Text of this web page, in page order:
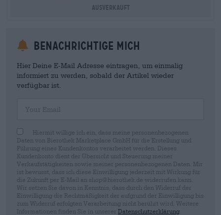
Ausverkauft
Benachrichtige mich
Hier Deine E-Mail Adresse eintragen, um einmalig
informiert zu werden, sobald der Artikel wieder
verfügbar ist.
Hiermit willige ich ein, dass meine personenbezogenen
Daten von Bierothek Marketplace GmbH für die Erstellung und
Führung eines Kundenkontos verarbeitet werden. Dieses
Kundenkonto dient der Übersicht und Steuerung meiner
Verkaufstätigkeiten sowie meiner personenbezogenen Daten. Mir
ist bewusst, dass ich diese Einwilligung jederzeit mit Wirkung für
die Zukunft per E-Mail an shop@bierothek.de widerrufen kann.
Wir setzen Sie davon in Kenntnis, dass durch den Widerruf der
Einwilligung die Rechtmäßigkeit der aufgrund der Einwilligung bis
zum Widerruf erfolgten Verarbeitung nicht berührt wird. Weitere
Informationen finden Sie in unserer Datenschutzerklärung